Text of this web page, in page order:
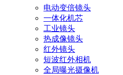
电动变倍镜头
一体化机芯
工业镜头
热成像镜头
红外镜头
短波红外相机
全局曝光摄像机